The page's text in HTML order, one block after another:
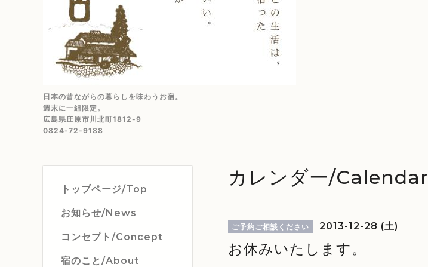
日本の昔ながらの暮らしを味わうお宿。
週末に一組限定。
広島県庄原市川北町1812-9
0824-72-9188
トップページ/Top
お知らせ/News
コンセプト/Concept
宿のこと/About
カレンダー/Calendar
ご予約ご相談ください 2013-12-28 (土)
お休みいたします。